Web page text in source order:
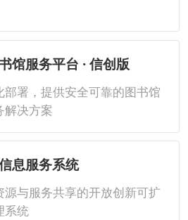
馆服务平台 · 信创版
部署，提供安全可靠的图书馆
解决方案
息服务系统
源与服务共享的开放创新可扩
系统